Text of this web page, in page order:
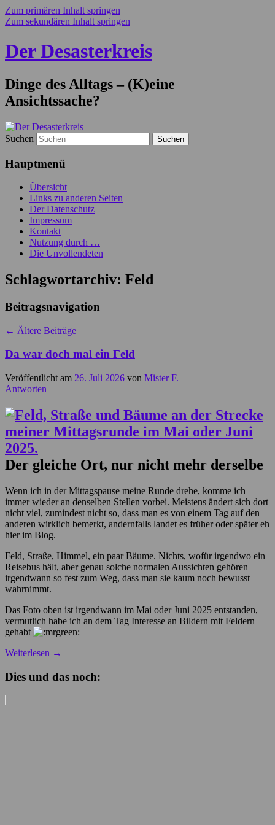
Zum primären Inhalt springen
Zum sekundären Inhalt springen
Der Desasterkreis
Dinge des Alltags – (K)eine
Ansichtssache?
Suchen
Hauptmenü
Übersicht
Links zu anderen Seiten
Der Datenschutz
Impressum
Kontakt
Nutzung durch …
Die Unvollendeten
Schlagwortarchiv: Feld
Beitragsnavigation
← Ältere Beiträge
Da war doch mal ein Feld
Veröffentlicht am 26. Juli 2026 von Mister F.
Antworten
Der gleiche Ort, nur nicht mehr derselbe
Wenn ich in der Mittagspause meine Runde drehe, komme ich
immer wieder an denselben Stellen vorbei. Meistens ändert sich dort
nicht viel, zumindest nicht so, dass man es von einem Tag auf den
anderen wirklich bemerkt, andernfalls landet es früher oder später eh
hier im Blog.
Feld, Straße, Himmel, ein paar Bäume. Nichts, wofür irgendwo ein
Reisebus hält, aber genau solche normalen Aussichten gehören
irgendwann so fest zum Weg, dass man sie kaum noch bewusst
wahrnimmt.
Das Foto oben ist irgendwann im Mai oder Juni 2025 entstanden,
vermutlich habe ich an dem Tag Interesse an Bildern mit Feldern
gehabt
Weiterlesen →
Dies und das noch: